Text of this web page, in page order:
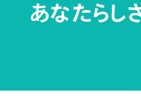
あなたらし